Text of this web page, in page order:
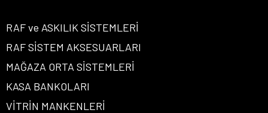
RAF ve ASKILIK SİSTEMLERİ
RAF SİSTEM AKSESUARLARI
MAĞAZA ORTA SİSTEMLERİ
KASA BANKOLARI
VİTRİN MANKENLERİ